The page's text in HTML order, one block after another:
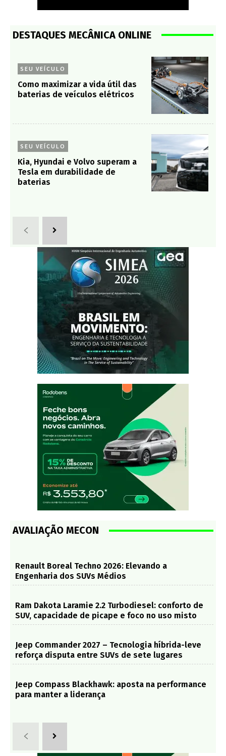
DESTAQUES MECÂNICA ONLINE
SEU VEÍCULO
Como maximizar a vida útil das
baterias de veículos elétricos
SEU VEÍCULO
Kia, Hyundai e Volvo superam a
Tesla em durabilidade de
baterias
AVALIAÇÃO MECON
Renault Boreal Techno 2026: Elevando a
Engenharia dos SUVs Médios
Ram Dakota Laramie 2.2 Turbodiesel: conforto de
SUV, capacidade de picape e foco no uso misto
Jeep Commander 2027 – Tecnologia híbrida-leve
reforça disputa entre SUVs de sete lugares
Jeep Compass Blackhawk: aposta na performance
para manter a liderança